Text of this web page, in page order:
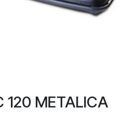
120 METALICA